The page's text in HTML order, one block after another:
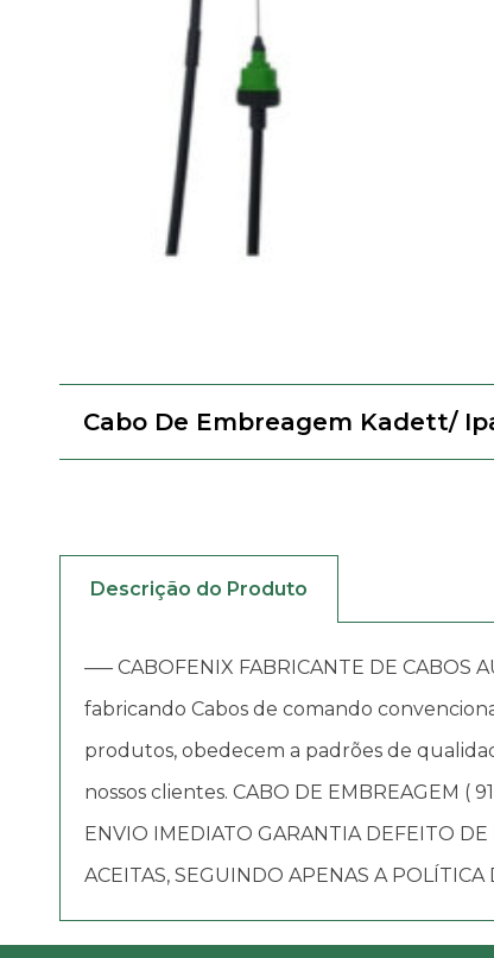
Cabo De Embreagem Kadett/
Descrição do Produto
—– CABOFENIX FABRICANTE DE CABOS
fabricando Cabos de comando
produtos, obedecem a padrões de
nossos clientes. CABO DE EMBREAGEM (
ENVIO IMEDIATO GARANTIA DEFEITO
ACEITAS, SEGUINDO APENAS A